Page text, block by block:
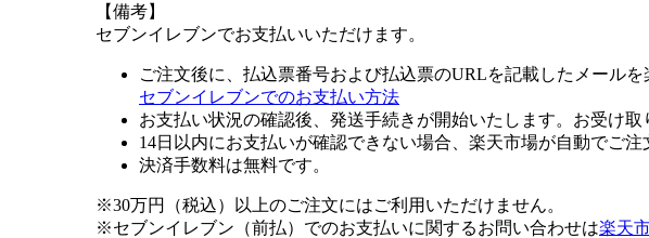
【備考】
セブンイレブンでお支払いいただけます。
ご注文後に、払込票番号および払込票のURLを記載したメールを
セブンイレブンでのお支払い方法
お支払い状況の確認後、発送手続きが開始いたします。お受け
14日以内にお支払いが確認できない場合、楽天市場が自動でご注
決済手数料は無料です。
※30万円（税込）以上のご注文にはご利用いただけません。
※セブンイレブン（前払）でのお支払いに関するお問い合わせは楽天